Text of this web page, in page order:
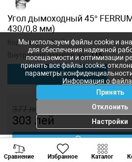
Угол дымоходный 45°
430/0,8 мм)
Код товара:f2318
Внутренний диаметр, мм:115
115
377лей
303 лей
Купить в 1
Сравнение Избранное Каталог
Мы используем файлы cookie и
для обеспечения надежной
посещаемости и оптимизации
принять все файлы cookie,
параметры
Информация о
Принять
Отклонить
Настройки